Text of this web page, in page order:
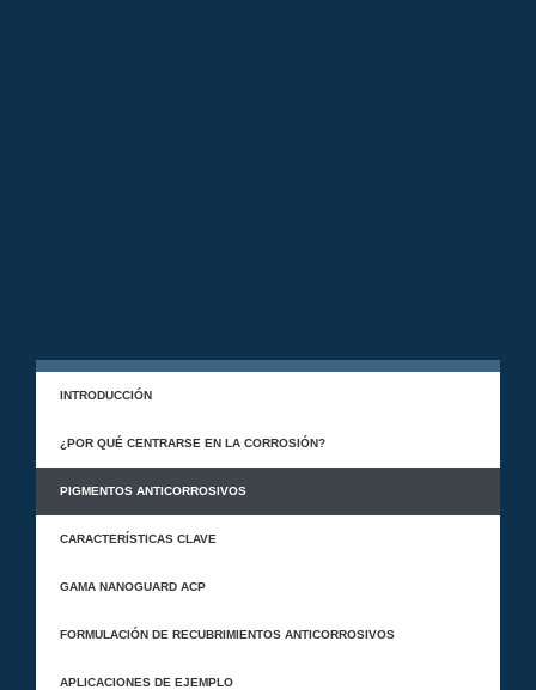
INTRODUCCIÓN
¿POR QUÉ CENTRARSE EN LA CORROSIÓN?
PIGMENTOS ANTICORROSIVOS
CARACTERÍSTICAS CLAVE
GAMA NANOGUARD ACP
FORMULACIÓN DE RECUBRIMIENTOS ANTICORROSIVOS
APLICACIONES DE EJEMPLO